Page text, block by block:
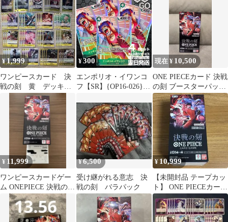
刻
¥1,999
ワンピースカード 決
戦の刻 黄 デッキパ
¥300
エンポリオ・イワンコ
フ【SR】{OP16-026}4
【OP-16】
現在 ¥ 10,500
ONE PIECEカード 決戦
の刻 ブースターパッ
ク テープ付き 未開
封
¥ 11,999
ワンピースカードゲー
ム ONEPIECE 決戦の刻
1BOX
¥6,500
受け継がれる意志 決
戦の刻 バラパック
¥ 10,999
【未開封品 テープカッ
ト】 ONE PIECEカード
ゲーム 決戦の刻